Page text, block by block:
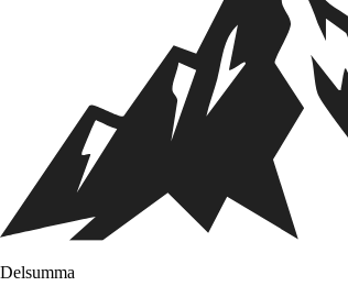
Delsumma